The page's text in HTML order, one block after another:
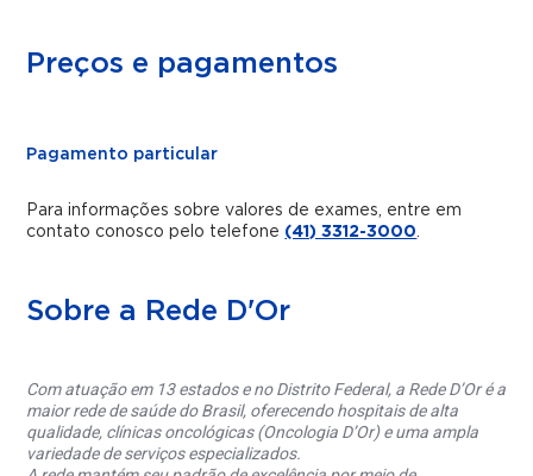
Preços e pagamentos
Pagamento particular
Para informações sobre valores de exames, entre em
contato conosco pelo telefone (41) 3312-3000.
Sobre a Rede D'Or
Com atuação em 13 estados e no Distrito Federal, a Rede D’Or é a
maior rede de saúde do Brasil, oferecendo hospitais de alta
qualidade, clínicas oncológicas (Oncologia D’Or) e uma ampla
variedade de serviços especializados.